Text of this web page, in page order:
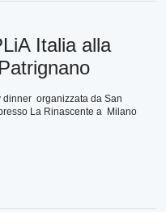
Italia alla
dinner organizzata da San
La Rinascente a Milano